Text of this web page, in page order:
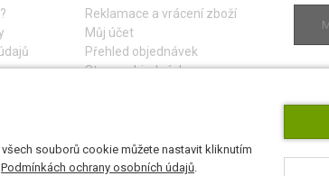
Reklamace a vrácení zboží
Můj účet
Přehled objednávek
Storno objednávky
souborů cookie můžete nastavit kliknutím
Podmínkách ochrany osobních údajů.